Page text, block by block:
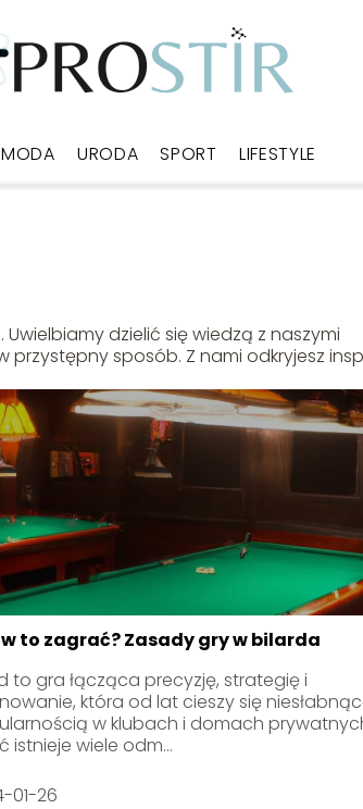
MODA URODA SPORT LIFESTYLE
dzielić się wiedzą z naszymi
sposób. Z nami odkryjesz
to zagrać? Zasady gry w bilarda
to gra łącząca precyzję, strategię i
która od lat cieszy się
w klubach i domach
istnieje wiele odm...
01-26